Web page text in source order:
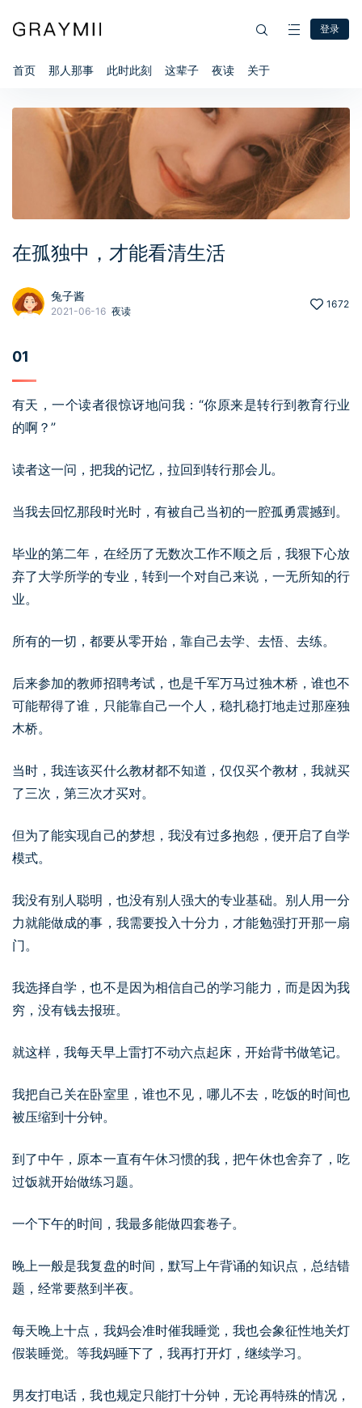
登录
首页 那人那事 此时此刻 这辈子 夜读 关于
在孤独中，才能看清生活
兔子酱
2021-06-16 夜读
1672
01
有天，一个读者很惊讶地问我：“你原来是转行到教育行业
的啊？”
读者这一问，把我的记忆，拉回到转行那会儿。
当我去回忆那段时光时，有被自己当初的一腔孤勇震撼到。
毕业的第二年，在经历了无数次工作不顺之后，我狠下心放
弃了大学所学的专业，转到一个对自己来说，一无所知的行
业。
所有的一切，都要从零开始，靠自己去学、去悟、去练。
后来参加的教师招聘考试，也是千军万马过独木桥，谁也不
可能帮得了谁，只能靠自己一个人，稳扎稳打地走过那座独
木桥。
当时，我连该买什么教材都不知道，仅仅买个教材，我就买
了三次，第三次才买对。
但为了能实现自己的梦想，我没有过多抱怨，便开启了自学
模式。
我没有别人聪明，也没有别人强大的专业基础。别人用一分
力就能做成的事，我需要投入十分力，才能勉强打开那一扇
门。
我选择自学，也不是因为相信自己的学习能力，而是因为我
穷，没有钱去报班。
就这样，我每天早上雷打不动六点起床，开始背书做笔记。
我把自己关在卧室里，谁也不见，哪儿不去，吃饭的时间也
被压缩到十分钟。
到了中午，原本一直有午休习惯的我，把午休也舍弃了，吃
过饭就开始做练习题。
一个下午的时间，我最多能做四套卷子。
晚上一般是我复盘的时间，默写上午背诵的知识点，总结错
题，经常要熬到半夜。
每天晚上十点，我妈会准时催我睡觉，我也会象征性地关灯
假装睡觉。等我妈睡下了，我再打开灯，继续学习。
男友打电话，我也规定只能打十分钟，无论再特殊的情况，